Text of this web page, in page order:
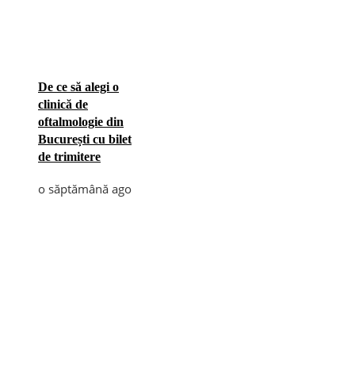
De ce să alegi o
clinică de
oftalmologie din
București cu bilet
de trimitere
o săptămână ago